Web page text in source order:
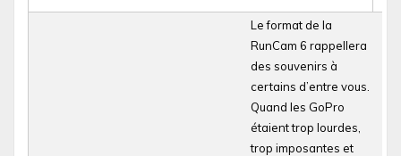
Le format de la
RunCam 6 rappellera
des souvenirs à
certains d’entre vous.
Quand les GoPro
étaient trop lourdes,
trop imposantes et